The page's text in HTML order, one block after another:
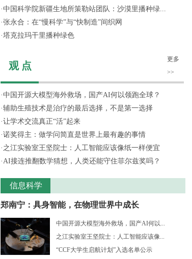
·中国科学院新疆生地所策勒站团队：沙漠里播种绿...
·张永合：在“慢科学”与“快制造”间织网
·塔克拉玛干里播种绿色
观 点
更多
>>
·中国开源大模型海外救场，国产AI何以领跑全球？
·辅助生殖技术是治疗的最后选择，不是第一选择
·让学术交流真正“活”起来
·诺奖得主：做学问简直是世界上最有趣的事情
· 之江实验室王坚院士：人工智能应该像纸一样便宜
·AI接连推翻数学猜想，人类还能守住菲尔兹奖吗？
信息科学
郑南宁：具身智能，在物理世界中成长
中国开源大模型海外救场，国产AI何以...
之江实验室王坚院士：人工智能应该像...
“CCF大学生启航计划”入选名单公示